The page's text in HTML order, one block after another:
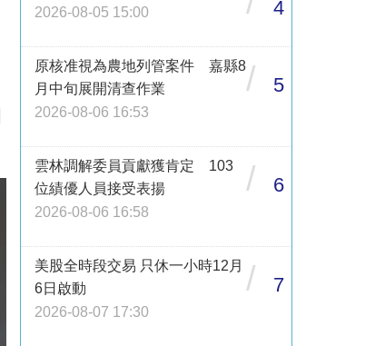
2026-08-05 15:00
4
原核准視為農地列管案件 嘉縣8
月中旬展開清查作業
2026-08-06 16:53
/ 5
雲林調解委員貢獻獲肯定 103
位績優人員接受表揚
2026-08-06 16:58
/ 6
美股全時段交易 只休一小時12月
6日啟動
2026-08-07 17:30
/ 7